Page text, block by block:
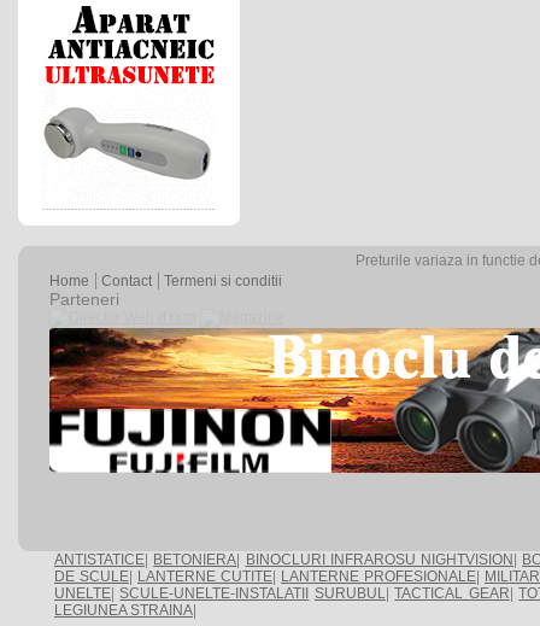
Preturile variaza in functie
Home
Contact Termeni si conditii
Parteneri
ANTISTATICE BETONIERA BINOCLURI INFRAROSU NIGHTVISION
DE SCULE
LANTERNE CUTITE LANTERNE PROFESIONALE
UNELTE SCULE-UNELTE-INSTALATII SURUBUL|TACTICAL GEAR |
LEGIUNEA STRAINA